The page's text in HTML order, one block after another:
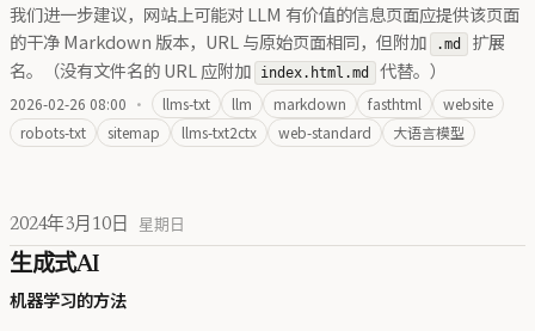
我们进一步建议，网站上可能对 LLM 有价值的信息页面应提供该页面
的干净 Markdown 版本，URL 与原始页面相同，但附加
.md 扩展
名。（没有文件名的 URL 应附加
index.html.md 代替。）
2026-02-26 08:00 · llms-txt llm markdown fasthtml
website
robots-txt
sitemap llms-txt2ctx web-standard 大语言模型
2024年3月10日 星期日
生成式AI
机器学习的方法